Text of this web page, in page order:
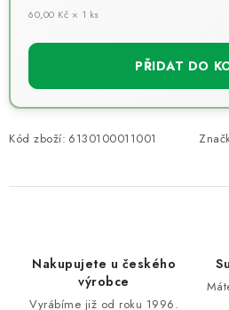
60,00 Kč × 1 ks
PŘIDAT DO
Kód zboží: 6130100011001
Nakupujete u českého
výrobce
Vyrábíme již od roku 1996.